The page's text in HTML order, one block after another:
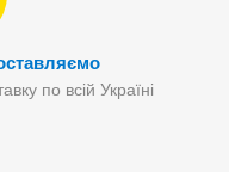
по всій Україні